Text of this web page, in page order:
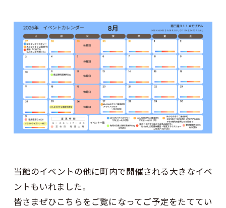
当館のイベントの他に町内で開催される大きなイベ
ントもいれました。
皆さまぜひこちらをご覧になってご予定をたててい